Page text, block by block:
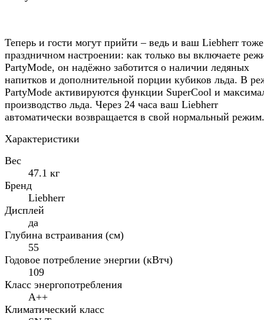
Теперь и гости могут прийти – ведь и ваш Liebherr
праздничном настроении: как только вы включаете
PartyMode, он надёжно заботится о наличии ледяных
напитков и дополнительной порции кубиков льда. В
PartyMode активируются функции SuperCool и
производство льда. Через 24 часа ваш Liebherr
автоматически возвращается в свой нормальный режим.
Характеристики
Вес
47.1 кг
Бренд
Liebherr
Дисплей
да
Глубина встраивания (см)
55
Годовое потребление энергии (кВтч)
109
Класс энергопотребления
A++
Климатический класс